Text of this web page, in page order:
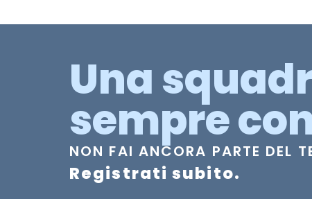
Una
sempre
NON FAI ANCORA PARTE DEL
Registrati subito.